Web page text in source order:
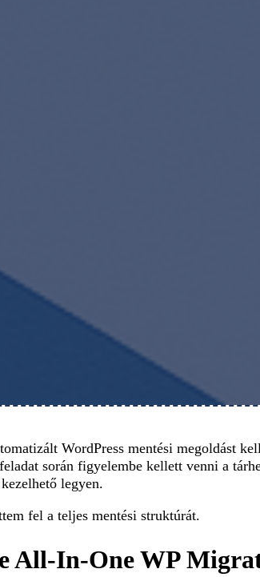
WordPress mentési megoldást
során figyelembe kellett venni a
legyen.
fel a teljes mentési struktúrát.
All-In-One WP